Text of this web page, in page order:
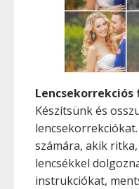
Készítsünk és
számára, akik
lencsékkel
instrukciókat,